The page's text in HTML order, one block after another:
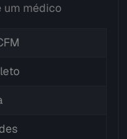
um médico